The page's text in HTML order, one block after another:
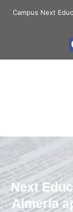
Campus Next
Next
Almería